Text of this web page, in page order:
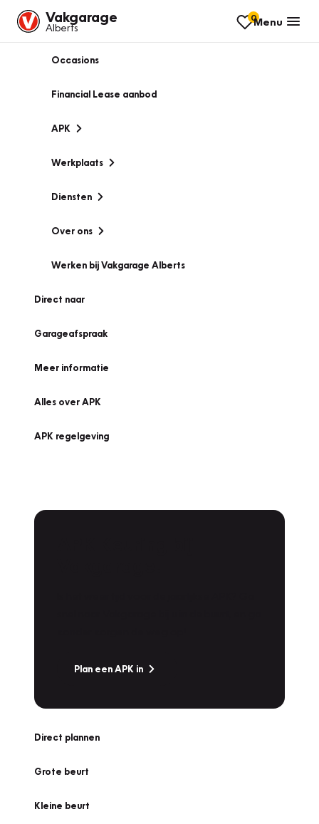
Vakgarage
Alberts
0Menu
Occasions
Financial Lease aanbod
APK
Werkplaats
Diensten
Over ons
Werken bij Vakgarage Alberts
Direct naar
Garageafspraak
Meer informatie
Alles over APK
APK regelgeving
Plan een APK in
Direct plannen
Grote beurt
Kleine beurt